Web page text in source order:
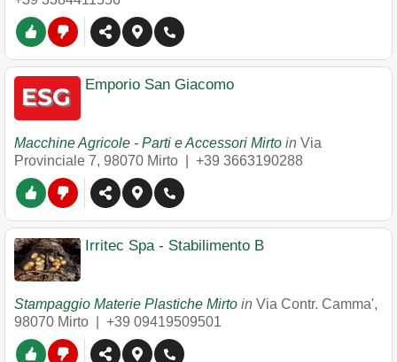
Emporio San Giacomo
Macchine Agricole - Parti e Accessori Mirto in Via
Provinciale 7, 98070 Mirto +39 3663190288
Irritec Spa - Stabilimento B
Stampaggio Materie Plastiche Mirto in Via Contr. Camma',
98070 Mirto +39 09419509501